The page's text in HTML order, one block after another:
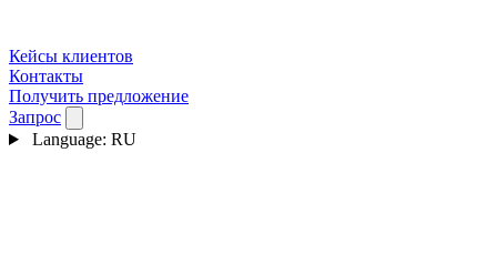
Кейсы клиентов
Контакты
Получить предложение
Запрос
Language: RU